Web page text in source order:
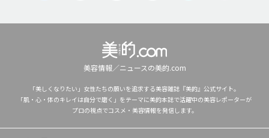
美容情報／ニュースの美的.com
「美しくなりたい」女性たちの願いを追求する美容雑誌『美的』公式サイト。
「肌・心・体のキレイは自分で磨く」をテーマに美的本誌で活躍中の美容レポーターが
プロの視点でコスメ・美容情報を発信します。